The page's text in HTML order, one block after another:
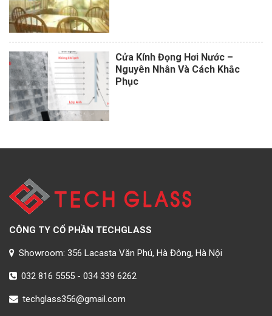
Cửa Kính Đọng Hơi Nước –
Nguyên Nhân Và Cách Khắc
Phục
CÔNG TY CỔ PHẦN TECHGLASS
Showroom: 356 Lacasta Văn Phú, Hà Đông, Hà Nội
032 816 5555 - 034 339 6262
techglass356@gmail.com